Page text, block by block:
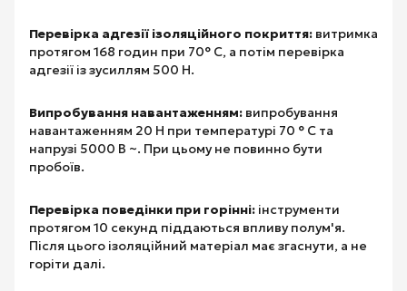
Перевірка адгезії ізоляційного покриття: витримка
протягом 168 годин при 70° C, а потім перевірка
адгезії із зусиллям 500 Н.
Випробування навантаженням: випробування
навантаженням 20 Н при температурі 70 ° C та
напрузі 5000 В ~. При цьому не повинно бути
пробоїв.
Перевірка поведінки при горінні: інструменти
протягом 10 секунд піддаються впливу полум'я.
Після цього ізоляційний матеріал має згаснути, а не
горіти далі.